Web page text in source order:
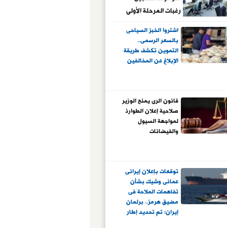
رغبات المرحلة الأولى
اشتروا الخبز السياحى
بالسعر الرسمى..
التموين تكشف طريقة
الإبلاغ عن المخالفين
قانون الرى يمنح الوزير
صلاحية إعلان الطوارئ
لمواجهة السيول
والفيضانات
توقعات بإعلان إيرانى
عمانى وشيك بشأن
تفاهمات الملاحة فى
مضيق هرمز.. برلمان
إيران: تم تحديد إطار